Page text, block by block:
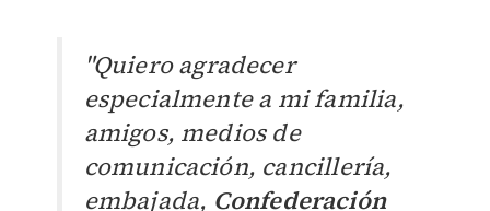
"Quiero agradecer
especialmente a mi familia,
amigos, medios de
comunicación, cancillería,
embajada, Confederación